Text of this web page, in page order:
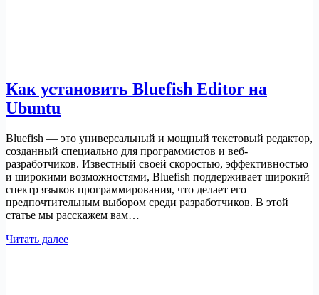
Как установить Bluefish Editor на
Ubuntu
Bluefish — это универсальный и мощный текстовый редактор,
созданный специально для программистов и веб-
разработчиков. Известный своей скоростью, эффективностью
и широкими возможностями, Bluefish поддерживает широкий
спектр языков программирования, что делает его
предпочтительным выбором среди разработчиков. В этой
статье мы расскажем вам…
Читать далееКак